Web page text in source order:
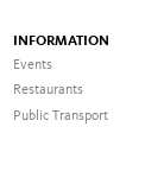
INFORMATION
Events
Restaurants
Public Transport